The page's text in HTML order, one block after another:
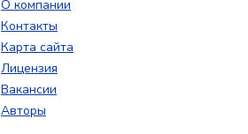
О компании
Контакты
Карта сайта
Лицензия
Вакансии
Авторы